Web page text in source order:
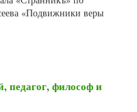
«Подвижники веры
педагог, философ и